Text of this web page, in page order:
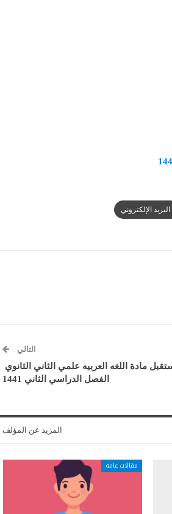
البريد الإلكتروني
التالي
مادة اللغه العربيه علمي الثاني الثانوي
الفصل الدراسي الثاني 1441
المزيد عن المؤلف
مقالات عامة